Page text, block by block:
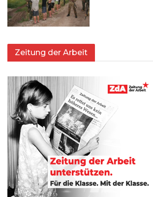
Zeitung der Arbeit